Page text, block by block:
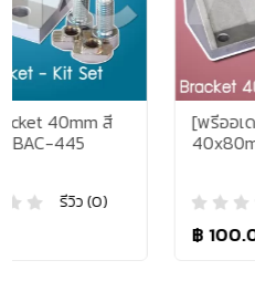
[พรีออเดอร์] Bracket
40x80mm - BAA-48
รีวิว (0)